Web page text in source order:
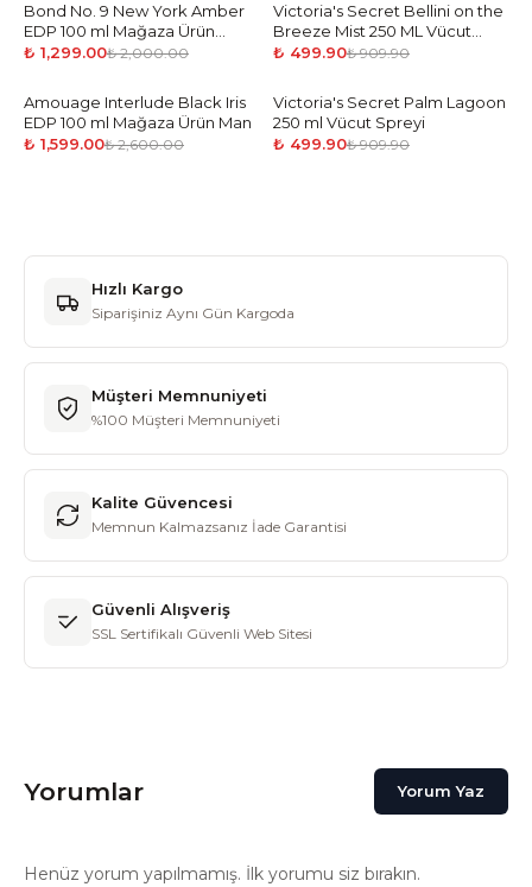
-35 %
Bond No. 9 New York Amber
EDP 100 ml Mağaza Ürün
Unisex
₺ 1,299.00₺ 2,000.00
-45%
Victoria's Secret Bellini on the
Breeze Mist 250 ML Vücut
Sprey
₺ 499.90₺ 909.90
-39%
Amouage Interlude Black Iris
EDP 100 ml Mağaza Ürün Man
₺ 1,599.00₺ 2,600.00
-45%
Victoria's Secret Palm Lagoon
250 ml Vücut Spreyi
₺ 499.90₺ 909.90
Hızlı Kargo
Siparişiniz Aynı Gün Kargoda
Müşteri Memnuniyeti
%100 Müşteri Memnuniyeti
Kalite Güvencesi
Memnun Kalmazsanız İade Garantisi
Güvenli Alışveriş
SSL Sertifikalı Güvenli Web Sitesi
Yorumlar Yorum Yaz
Henüz yorum yapılmamış. İlk yorumu siz bırakın.